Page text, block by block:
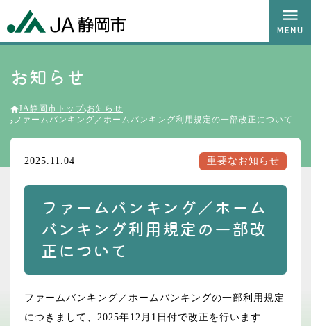
お知らせ
JA静岡市トップ お知らせ
ファームバンキング／ホームバンキング利用規定の一部改正について
2025.11.04 重要なお知らせ
ファームバンキング／ホーム
バンキング利用規定の一部改
正について
ファームバンキング／ホームバンキングの一部利用規定
につきまして、2025年12月1日付で改正を行います